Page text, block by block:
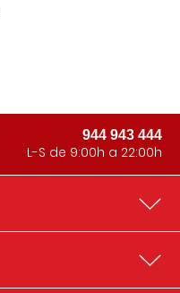
944 943 444
L-S de 9:00h a 22:00h